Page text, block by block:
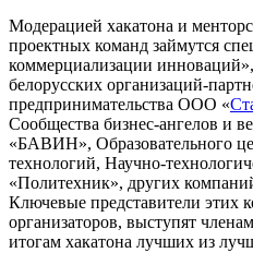
Модерацией хакатона и
проектных команд займутся
коммерциализации
белорусских организаций-
предпринимательства ООО «
Сообщества бизнес-ангелов и
«БАВИН», Образовательного
технологий, Научно-
«Политехник», других
Ключевые представители этих
организаторов, выступят
итогам хакатона лучших из